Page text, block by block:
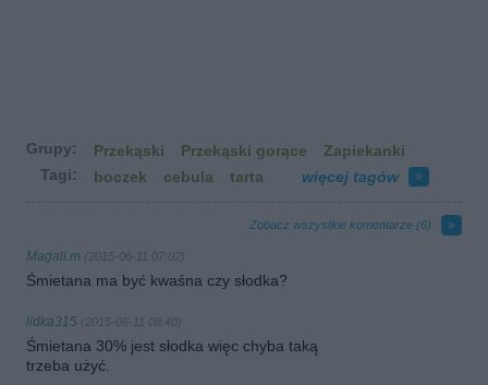
Grupy: Przekąski Przekąski gorące
Zapiekanki
Tagi:
boczek cebula tarta więcej tagów
Zobacz wszystkie komentarze (6)
Magali.m (2015-06-11 07:02)
Śmietana ma być kwaśna czy słodka?
lidka315 (2015-06-11 08:40)
Śmietana 30% jest słodka więc chyba taką
trzeba użyć.